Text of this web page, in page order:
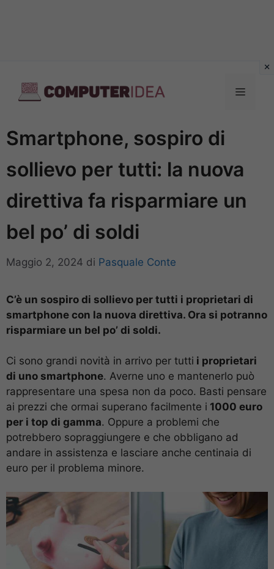
contenuto
Menu
Smartphone, sospiro di
sollievo per tutti: la nuova
direttiva fa risparmiare un
bel po’ di soldi
Maggio 2, 2024 di Pasquale Conte
C’è un sospiro di sollievo per tutti i proprietari di
smartphone con la nuova direttiva. Ora si potranno
risparmiare un bel po’ di soldi.
Ci sono grandi novità in arrivo per tutti i proprietari
di uno smartphone. Averne uno e mantenerlo può
rappresentare una spesa non da poco. Basti pensare
ai prezzi che ormai superano facilmente i 1000 euro
per i top di gamma. Oppure a problemi che
potrebbero sopraggiungere e che obbligano ad
andare in assistenza e lasciare anche centinaia di
euro per il problema minore.